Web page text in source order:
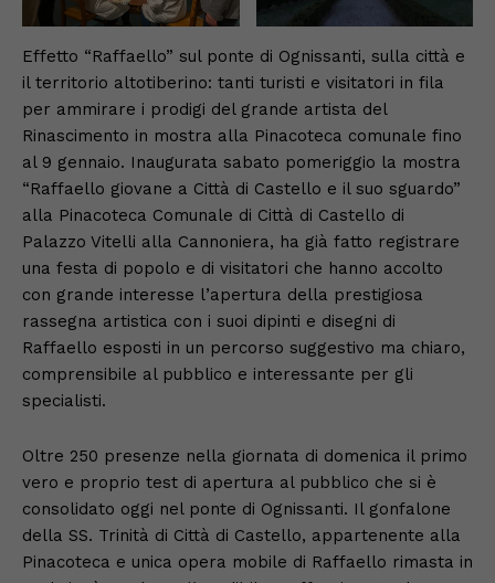
Effetto “Raffaello” sul ponte di Ognissanti, sulla città e
il territorio altotiberino: tanti turisti e visitatori in fila
per ammirare i prodigi del grande artista del
Rinascimento in mostra alla Pinacoteca comunale fino
al 9 gennaio. Inaugurata sabato pomeriggio la mostra
“Raffaello giovane a Città di Castello e il suo sguardo”
alla Pinacoteca Comunale di Città di Castello di
Palazzo Vitelli alla Cannoniera, ha già fatto registrare
una festa di popolo e di visitatori che hanno accolto
con grande interesse l’apertura della prestigiosa
rassegna artistica con i suoi dipinti e disegni di
Raffaello esposti in un percorso suggestivo ma chiaro,
comprensibile al pubblico e interessante per gli
specialisti.
Oltre 250 presenze nella giornata di domenica il primo
vero e proprio test di apertura al pubblico che si è
consolidato oggi nel ponte di Ognissanti. Il gonfalone
della SS. Trinità di Città di Castello, appartenente alla
Pinacoteca e unica opera mobile di Raffaello rimasta in